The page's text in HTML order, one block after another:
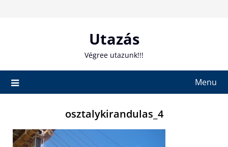
Utazás
Végree utazunk!!!
Menu
osztalykirandulas_4